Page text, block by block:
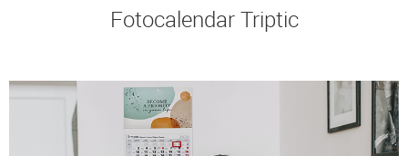
Fotocalendar Triptic